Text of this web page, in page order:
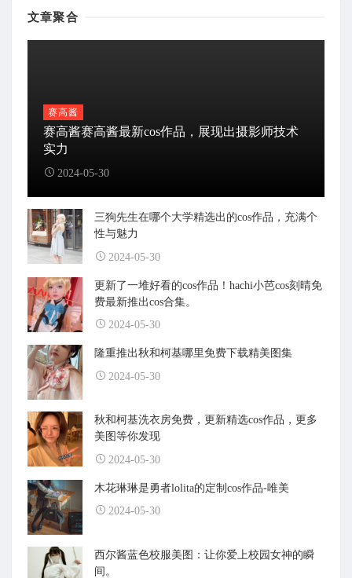
文章聚合
赛高酱
赛高酱赛高酱最新cos作品，展现出摄影师技术
实力
2024-05-30
三狗先生在哪个大学精选出的cos作品，充满个
性与魅力
2024-05-30
更新了一堆好看的cos作品！hachi小芭cos刻晴免
费最新推出cos合集。
2024-05-30
隆重推出秋和柯基哪里免费下载精美图集
2024-05-30
秋和柯基洗衣房免费，更新精选cos作品，更多
美图等你发现
2024-05-30
木花琳琳是勇者lolita的定制cos作品-唯美
2024-05-30
西尔酱蓝色校服美图：让你爱上校园女神的瞬
间。